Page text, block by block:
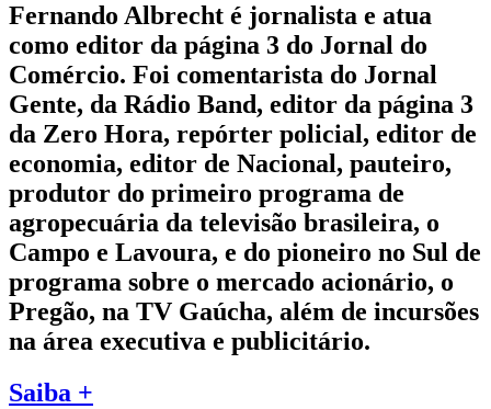
Fernando Albrecht é jornalista e atua
como editor da página 3 do Jornal do
Comércio. Foi comentarista do Jornal
Gente, da Rádio Band, editor da página 3
da Zero Hora, repórter policial, editor de
economia, editor de Nacional, pauteiro,
produtor do primeiro programa de
agropecuária da televisão brasileira, o
Campo e Lavoura, e do pioneiro no Sul de
programa sobre o mercado acionário, o
Pregão, na TV Gaúcha, além de incursões
na área executiva e publicitário.
Saiba +